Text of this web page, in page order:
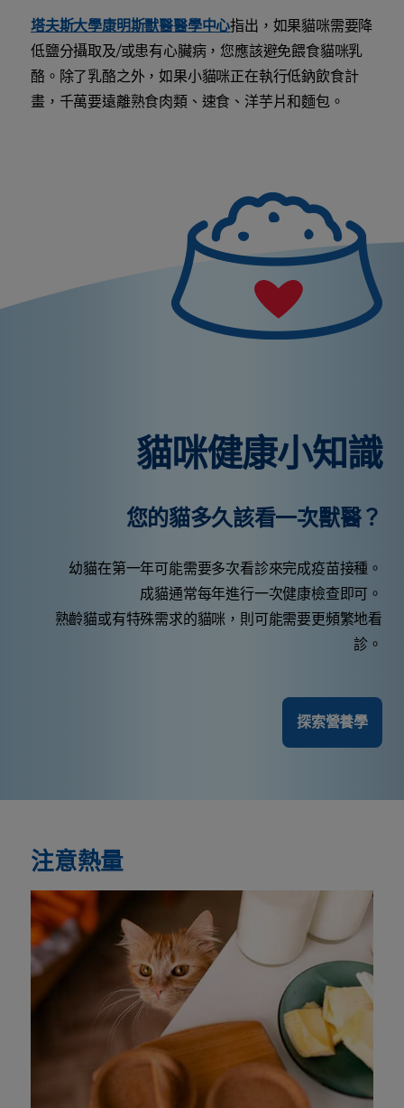
塔夫斯大學康明斯獸醫醫學中心指出，如果貓咪需要降
低鹽分攝取及/或患有心臟病，您應該避免餵食貓咪乳
酪。除了乳酪之外，如果小貓咪正在執行低鈉飲食計
畫，千萬要遠離熟食肉類、速食、洋芋片和麵包。
貓咪健康小知識
您的貓多久該看一次獸醫？
幼貓在第一年可能需要多次看診來完成疫苗接種。
成貓通常每年進行一次健康檢查即可。
熟齡貓或有特殊需求的貓咪，則可能需要更頻繁地看
診。
探索營養學
注意熱量